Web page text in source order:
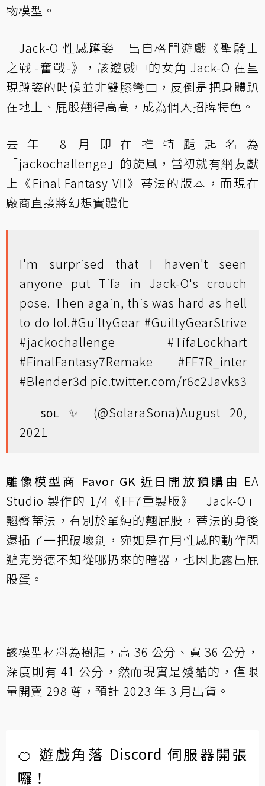
物模型。
「Jack-O 性感蹲姿」出自格鬥遊戲《聖騎士
之戰 -奮戰-》，該遊戲中的女角 Jack-O 在呈
現蹲姿的時候並非雙膝彎曲，反倒是把身體趴
在地上、屁股翹得高高，成為個人招牌特色。
去年 8 月即在推特颳起名為
「jackochallenge」的旋風，當初就有網友獻
上《Final Fantasy VII》蒂法的版本，而現在
廠商直接將幻想實體化
I'm surprised that I haven't seen
anyone put Tifa in Jack-O's crouch
pose. Then again, this was hard as hell
to do lol.#GuiltyGear #GuiltyGearStrive
#jackochallenge
#TifaLockhart
#FinalFantasy7Remake
#FF7R_inter
#Blender3d pic.twitter.com/r6c2Javks3
— ꜱᴏʟ ✨ (@SolaraSona)August 20,
2021
雕像模型商 Favor GK 近日開放預購 由 EA
Studio 製作的 1/4《FF7重製版》「Jack-O」
翹臀蒂法，有別於單純的翹屁股，蒂法的身後
還插了一把破壞劍，宛如是在用性感的動作閃
避克勞德不知從哪扔來的暗器，也因此露出屁
股蛋。
該模型材料為樹脂，高 36 公分、寬 36 公分，
深度則有 41 公分，然而現實是殘酷的，僅限
量開賣 298 尊，預計 2023 年 3 月出貨。
🍊 遊戲角落 Discord 伺服器開張
囉！